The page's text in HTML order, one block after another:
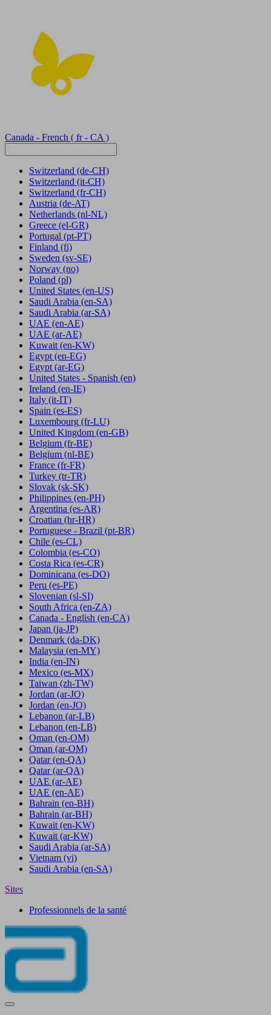
Canada - French ( fr - CA )
Switzerland (de-CH)
Switzerland (it-CH)
Switzerland (fr-CH)
Austria (de-AT)
Netherlands (nl-NL)
Greece (el-GR)
Portugal (pt-PT)
Finland (fi)
Sweden (sv-SE)
Norway (no)
Poland (pl)
United States (en-US)
Saudi Arabia (en-SA)
Saudi Arabia (ar-SA)
UAE (en-AE)
UAE (ar-AE)
Kuwait (en-KW)
Egypt (en-EG)
Egypt (ar-EG)
United States - Spanish (en)
Ireland (en-IE)
Italy (it-IT)
Spain (es-ES)
Luxembourg (fr-LU)
United Kingdom (en-GB)
Belgium (fr-BE)
Belgium (nl-BE)
France (fr-FR)
Turkey (tr-TR)
Slovak (sk-SK)
Philippines (en-PH)
Argentina (es-AR)
Croatian (hr-HR)
Portuguese - Brazil (pt-BR)
Chile (es-CL)
Colombia (es-CO)
Costa Rica (es-CR)
Dominicana (es-DO)
Peru (es-PE)
Slovenian (sl-SI)
South Africa (en-ZA)
Canada - English (en-CA)
Japan (ja-JP)
Denmark (da-DK)
Malaysia (en-MY)
India (en-IN)
Mexico (es-MX)
Taiwan (zh-TW)
Jordan (ar-JO)
Jordan (en-JO)
Lebanon (ar-LB)
Lebanon (en-LB)
Oman (en-OM)
Oman (ar-OM)
Qatar (en-QA)
Qatar (ar-QA)
UAE (ar-AE)
UAE (en-AE)
Bahrain (en-BH)
Bahrain (ar-BH)
Kuwait (en-KW)
Kuwait (ar-KW)
Saudi Arabia (ar-SA)
Vietnam (vi)
Saudi Arabia (en-SA)
Sites
Professionnels de la santé